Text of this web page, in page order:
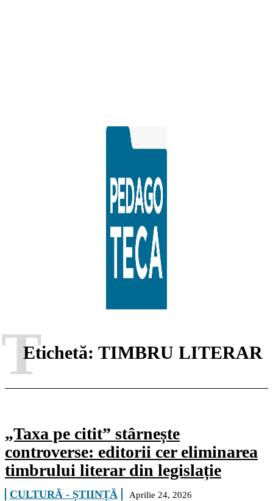
Etichetă: TIMBRU LITERAR
T
„Taxa pe citit” stârnește
controverse: editorii cer eliminarea
timbrului literar din legislație
CULTURĂ - ȘTIINȚĂ Aprilie 24, 2026